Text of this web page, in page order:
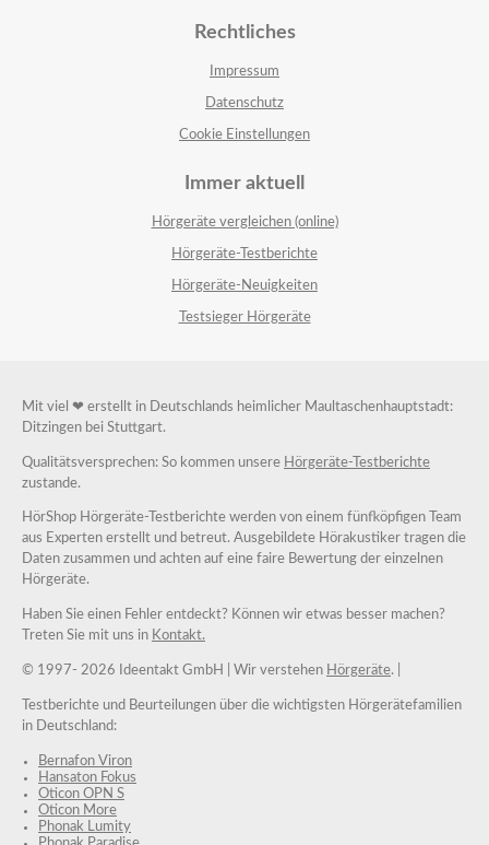
Rechtliches
Impressum
Datenschutz
Cookie Einstellungen
Immer aktuell
Hörgeräte vergleichen (online)
Hörgeräte-Testberichte
Hörgeräte-Neuigkeiten
Testsieger Hörgeräte
Mit viel ❤ erstellt in Deutschlands heimlicher Maultaschenhauptstadt:
Ditzingen bei Stuttgart.
Qualitätsversprechen: So kommen unsere Hörgeräte-Testberichte
zustande.
HörShop Hörgeräte-Testberichte werden von einem fünfköpfigen Team
aus Experten erstellt und betreut. Ausgebildete Hörakustiker tragen die
Daten zusammen und achten auf eine faire Bewertung der einzelnen
Hörgeräte.
Haben Sie einen Fehler entdeckt? Können wir etwas besser machen?
Treten Sie mit uns in Kontakt.
© 1997- 2026 Ideentakt GmbH | Wir verstehen Hörgeräte. |
Testberichte und Beurteilungen über die wichtigsten Hörgerätefamilien
in Deutschland:
Bernafon Viron
Hansaton Fokus
Oticon OPN S
Oticon More
Phonak Lumity